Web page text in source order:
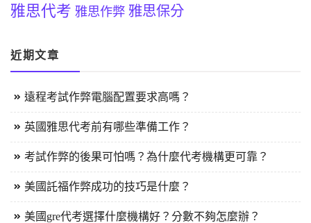
雅思代考 雅思作弊 雅思保分
近期文章
遠程考試作弊電腦配置要求高嗎？
英國雅思代考前有哪些準備工作？
考試作弊的後果可怕嗎？為什麼代考機構更可靠？
美國託福作弊成功的技巧是什麼？
美國gre代考選擇什麼機構好？分數不夠怎麼辦？